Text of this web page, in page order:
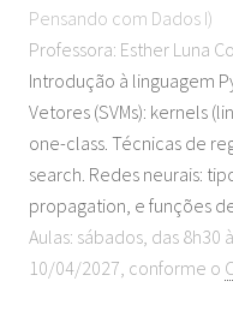
Pensando com Dados I)
Professora: Esther Luna
Introdução à linguagem
Vetores (SVMs): kernels
one-class. Técnicas de
search. Redes neurais:
propagation, e funções
Aulas: sábados, das 8h30
10/04/2027, conforme o